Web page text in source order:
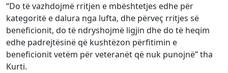
“Do të vazhdojmë rritjen e mbështetjes edhe për
kategoritë e dalura nga lufta, dhe përveç rritjes së
beneficionit, do të ndryshojmë ligjin dhe do të heqim
edhe padrejtësinë që kushtëzon përfitimin e
beneficionit vetëm për veteranët që nuk punojnë” tha
Kurti.